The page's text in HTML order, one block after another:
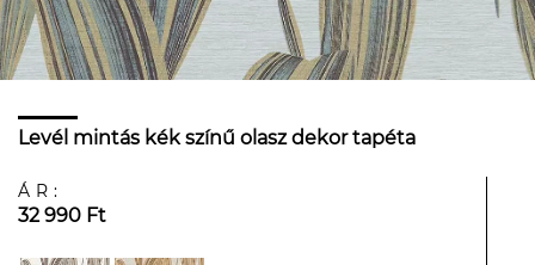
Levél mintás kék színű olasz dekor tapéta
ÁR:
32 990 Ft